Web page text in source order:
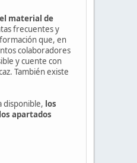
material de
frecuentes y
que, en
colaboradores
y cuente con
También existe
disponible, los
apartados